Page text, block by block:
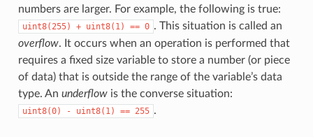
numbers are larger. For example, the following is true:
uint8(255) + uint8(1) == 0 . This situation is called an
overflow. It occurs when an operation is performed that
requires a fixed size variable to store a number (or piece
of data) that is outside the range of the variable’s data
type. An underflowis the converse situation:
uint8(0) - uint8(1) == 255 .